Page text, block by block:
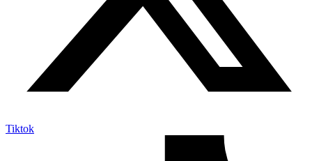
Tiktok